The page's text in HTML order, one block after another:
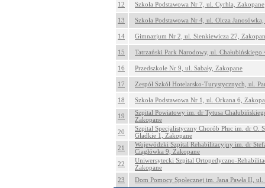
12 Szkoła Podstawowa Nr 7, ul. Cyrhla, Zakopane
13 Szkoła Podstawowa Nr 4, ul. Olcza
14 Gimnazjum Nr 2, ul. Sienkiewicza 27,
15 Tatrzański Park Narodowy, ul. Chałubińskiego
16 Przedszkole Nr 9, ul. Sabały, Zakopane
17 Zespół Szkół Hotelarsko-Turystycznych, ul.
18 Szkoła Podstawowa Nr 1, ul. Orkana 6,
19
Szpital Powiatowy im. dr Tytusa
Zakopane
20
Szpital Specjalistyczny Chorób Płuc im. dr O.
Gładkie 1, Zakopane
21
Wojewódzki Szpital Rehabilitacyjny im. dr
Ciągłówka 9, Zakopane
22
Uniwersytecki Szpital Ortopedyczno-
Zakopane
23
Dom Pomocy Społecznej im. Jana Pawła II,